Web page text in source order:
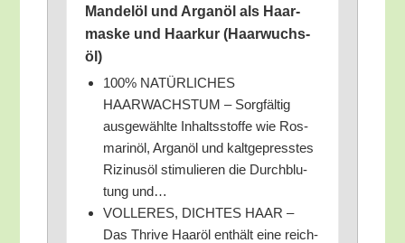
Man­del­öl und Argan­öl als Haar­
mas­ke und Haar­kur (Haar­wuchs­
öl)
100% NATÜRLICHES
HAARWACHSTUM – Sorg­fäl­tig
aus­ge­wähl­te Inhalts­stof­fe wie Ros­
ma­rin­öl, Argan­öl und kalt­ge­press­tes
Rizi­nus­öl sti­mu­lie­ren die Durch­blu­
tung und…
VOLLERES, DICHTES HAAR –
Das Thri­ve Haar­öl ent­hält eine reich­